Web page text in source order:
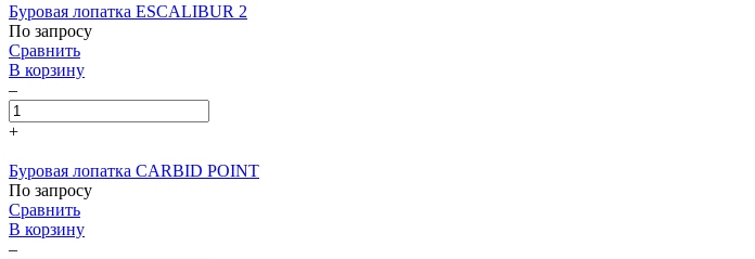
Буровая лопатка ESCALIBUR 2
По запросу
Сравнить
В корзину
–
+
Буровая лопатка CARBID POINT
По запросу
Сравнить
В корзину
–